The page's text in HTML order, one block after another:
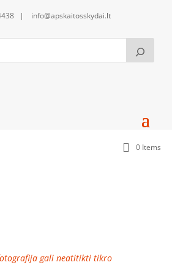
| info@apskaitosskydai.lt
0 Items
gali neatitikti tikro